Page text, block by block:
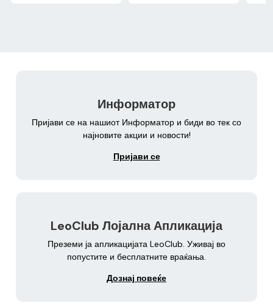
Информатор
Пријави се на нашиот Информатор и биди во тек со
најновите акции и новости!
Пријави се
LeoClub Лојална Апликација
Преземи ја апликацијата LeoClub. Уживај во
попустите и бесплатните враќања.
Дознај повеќе